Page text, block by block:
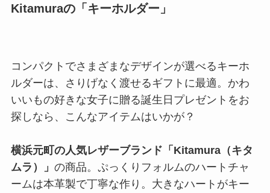
Kitamuraの「キーホルダー」
コンパクトでさまざまなデザインが選べるキーホ
ルダーは、さりげなく渡せるギフトに最適。かわ
いいもの好きな女子に贈る誕生日プレゼントをお
探しなら、こんなアイテムはいかが？
横浜元町の人気レザーブランド「Kitamura（キタ
ムラ）」 の商品。ぷっくりフォルムのハートチャ
ームは本革製で丁寧な作り。大きなハートがキー